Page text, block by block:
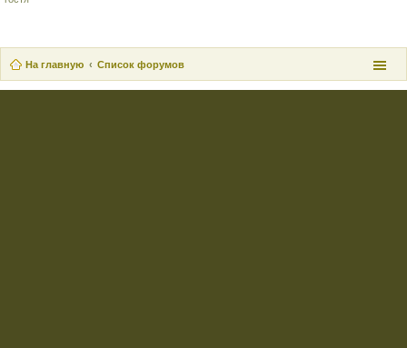
На главную Список форумов